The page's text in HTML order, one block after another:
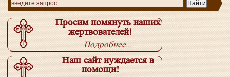
Просим помянуть наших
жертвователей!
Подробнее...
Наш сайт нуждается в
помощи!